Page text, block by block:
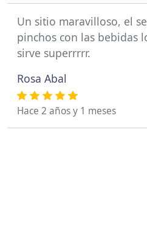
Un sitio maravilloso, el
pinchos con las bebidas
sirve superrrrr.
Rosa Abal
Hace 2 años y 1 meses